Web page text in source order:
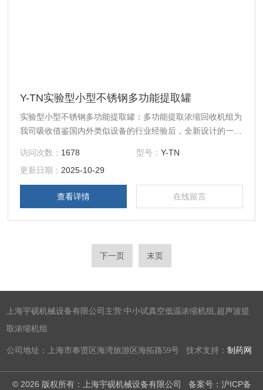
Y-TN实验型小型不锈钢多功能提取罐
实验型小型不锈钢多功能提取罐：多功能提取浓缩回收机组为
我司吸收借鉴国内外类似设备的行业经验后，全新设计的一种
院所、植提化工、生物发酵等行业，用于小试、中试研发、小
规模成品生产
访问次数： 1678 型号： Y-TN
更新日期： 2025-10-29
查看详情 在线留言
下一页 末页
上海宇砚机械设备有限公司主营:中小试真空低温浓缩机组,超声波提
取浓缩机组
公司地址：上海市奉贤区海湾旅游区海拓路59号 技术支持：制药网
© 2026 版权所有：上海宇砚机械设备有限公司 备案号：沪ICP备